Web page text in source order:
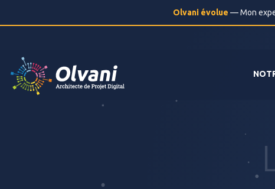
Olvani évolue — Mon